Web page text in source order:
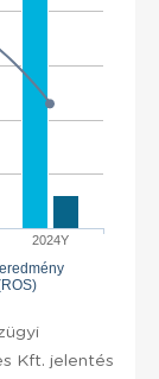
2024Y
Kft. jelentés